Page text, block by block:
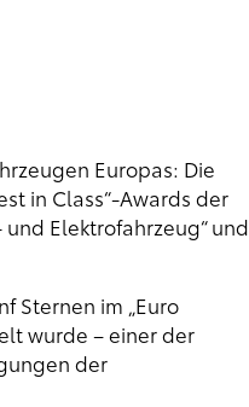
Europas: Die
in Class“-Awards der
Elektrofahrzeug“ und
Sternen im „Euro
wurde – einer der
der